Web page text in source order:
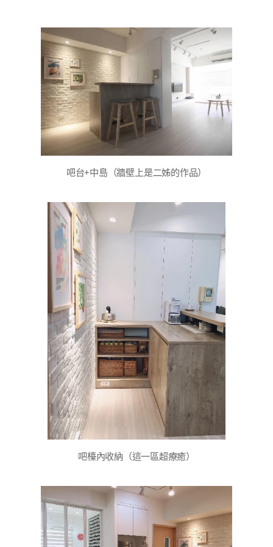
吧台+中島（牆壁上是二姊的作品）
吧檯內收納（這一區超療癒）